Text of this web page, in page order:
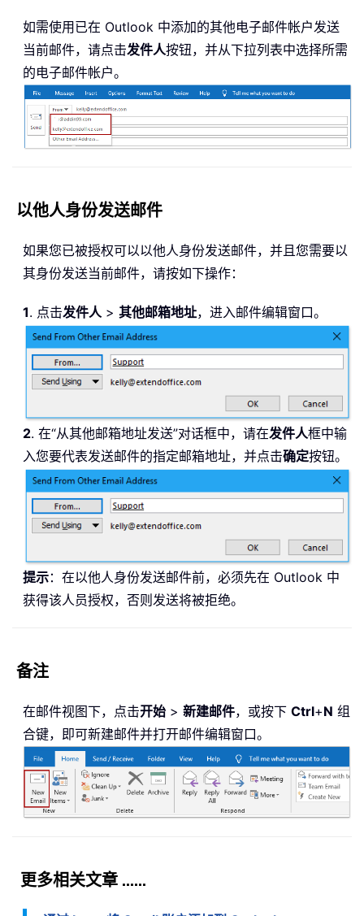
如需使用已在 Outlook 中添加的其他电子邮件帐户发送
当前邮件，请点击发件人按钮，并从下拉列表中选择所需
的电子邮件帐户。
以他人身份发送邮件
如果您已被授权可以以他人身份发送邮件，并且您需要以
其身份发送当前邮件，请按如下操作：
1. 点击发件人> 其他邮箱地址，进入邮件编辑窗口。
2. 在“从其他邮箱地址发送”对话框中，请在发件人框中输
入您要代表发送邮件的指定邮箱地址，并点击确定按钮。
提示：在以他人身份发送邮件前，必须先在 Outlook 中
获得该人员授权，否则发送将被拒绝。
备注
在邮件视图下，点击开始 > 新建邮件，或按下 Ctrl+N 组
合键，即可新建邮件并打开邮件编辑窗口。
更多相关文章 ......